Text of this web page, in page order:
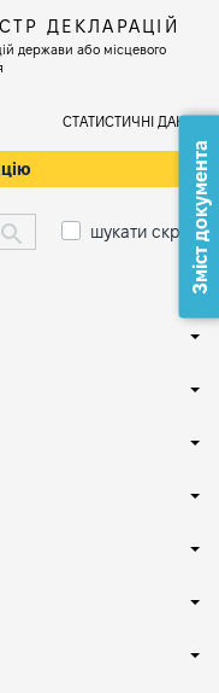
ДЕКЛАРАЦІЙ
держави або місцевого
СТАТИСТИЧНІ ДАНІ
шукати скрізьЗміст документа